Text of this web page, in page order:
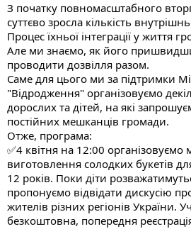
З початку повномасштабного
суттєво зросла кількість
Процес їхньої інтеграції у життя
Але ми знаємо, як його
проводити дозвілля разом.
Саме для цього ми за підтримки
"Відродження" організовуємо
дорослих та дітей, на які
постійних мешканців громади.
Отже, програма:
✅4 квітня на 12:00 організовуємо
виготовлення солодких букетів
12 років. Поки діти
пропонуємо відвідати дискусію
жителів різних регіонів України.
безкоштовна, попередня